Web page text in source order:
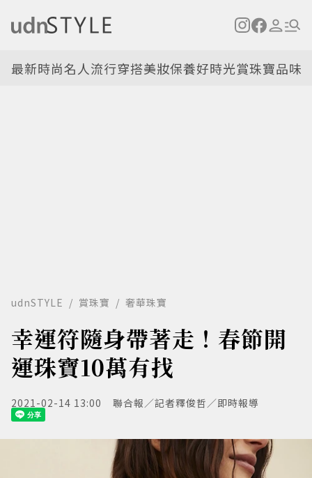
最新時尚名人流行穿搭美妝保養好時光賞珠寶品味
udnSTYLE 賞珠寶 奢華珠寶
幸運符隨身帶著走！春節開
運珠寶10萬有找
2021-02-14 13:00 聯合報／記者釋俊哲／即時報導